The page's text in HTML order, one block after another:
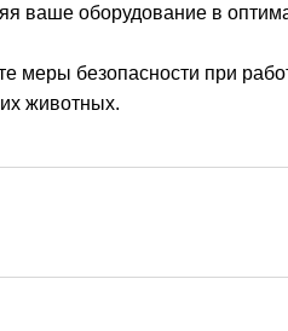
ваше оборудование в
меры безопасности при
животных.